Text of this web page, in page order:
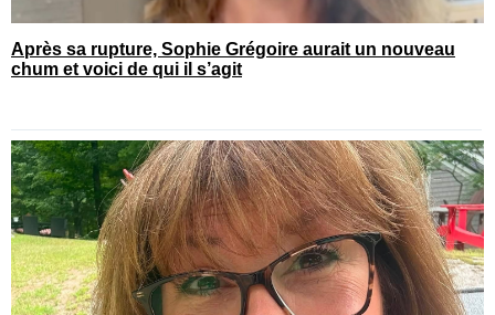
Après sa rupture, Sophie Grégoire aurait un nouveau
chum et voici de qui il s’agit